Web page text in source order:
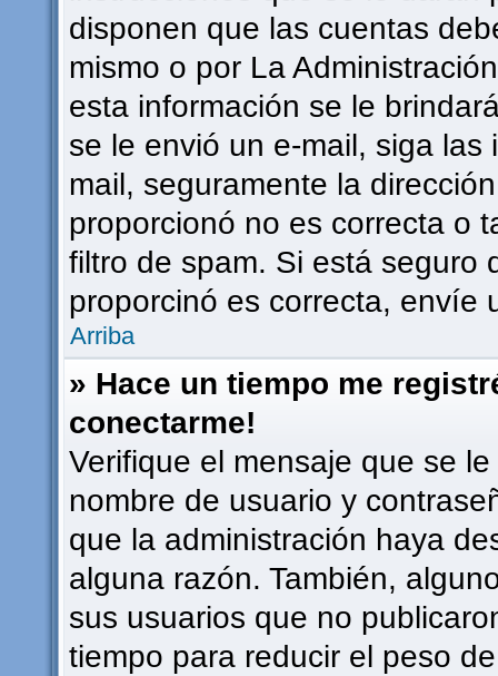
disponen que las cuentas
mismo o por La
esta información se le
se le envió un e-mail, siga
mail, seguramente la
proporcionó no es correcta o
filtro de spam. Si está seguro
proporcinó es correcta, envíe
Arriba
» Hace un tiempo me
conectarme!
Verifique el mensaje que se
nombre de usuario y
que la administración haya
alguna razón. También,
sus usuarios que no
tiempo para reducir el peso